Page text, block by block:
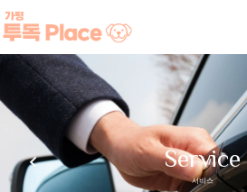
Service
서비스